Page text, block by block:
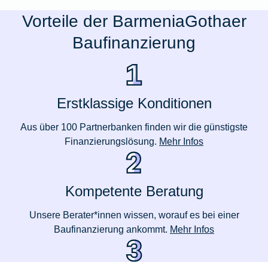
Vorteile der BarmeniaGothaer
Baufinanzierung
Erstklassige Konditionen
Aus über 100 Partnerbanken finden wir die günstigste
Finanzierungslösung. Mehr Infos
Kompetente Beratung
Unsere Berater*innen wissen, worauf es bei einer
Baufinanzierung ankommt. Mehr Infos